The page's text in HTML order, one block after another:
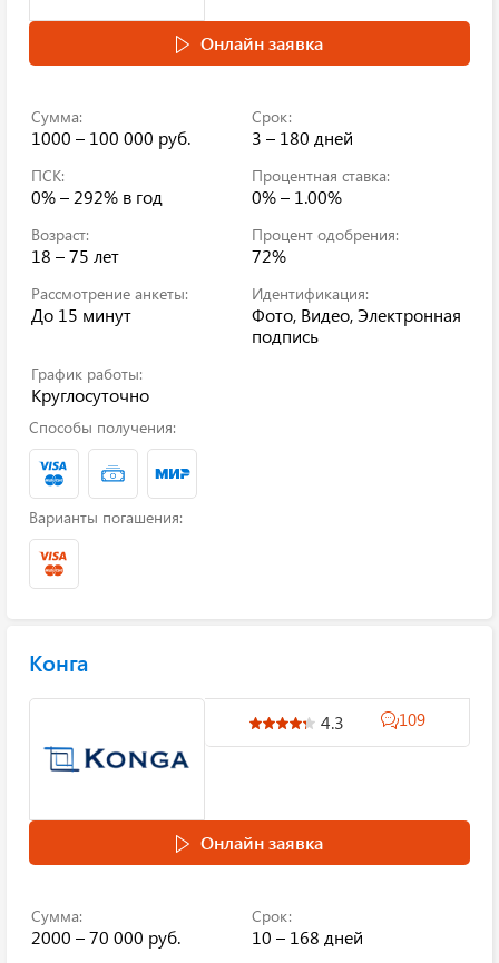
Онлайн заявка
Сумма:
1000 – 100 000 руб.
Срок:
3 – 180 дней
ПСК:
0% – 292% в год
Процентная ставка:
0% – 1.00%
Возраст:
18 – 75 лет
Процент одобрения:
72%
Рассмотрение анкеты:
До 15 минут
Идентификация:
Фото, Видео, Электронная
подпись
График работы:
Круглосуточно
Способы получения:
Варианты погашения:
Конга
4.3 109
Онлайн заявка
Сумма:
2000 – 70 000 руб.
Срок:
10 – 168 дней